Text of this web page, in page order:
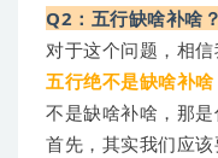
Q2：五行缺啥补啥？
对于这个问题，相
五行绝不是缺啥补啥
不是缺啥补啥，那是
首先，其实我们应该